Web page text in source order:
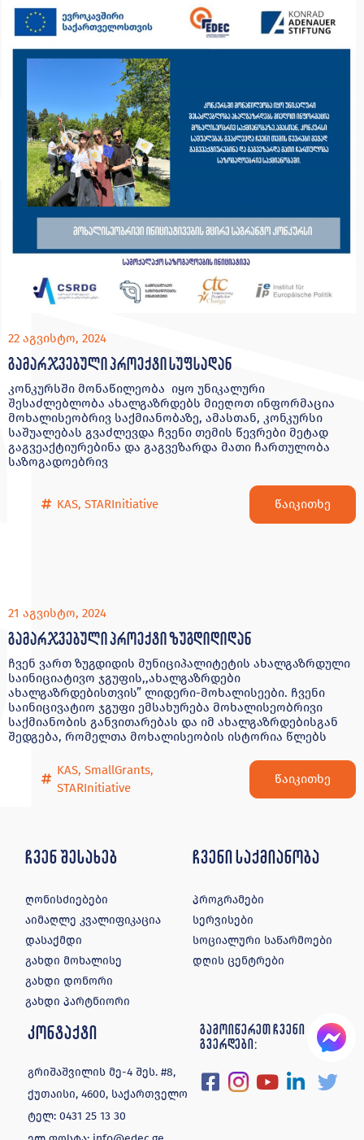
22 აგვისტო, 2024
გამარჯვებული პროექტი სუფსადან
კონკურსში მონაწილეობა იყო უნიკალური
შესაძლებლობა ახალგაზრდებს მიეღოთ ინფორმაცია
მოხალისეობრივ საქმიანობაზე, ამასთან, კონკურსი
საშუალებას გვაძლევდა ჩვენი თემის წევრები მეტად
გაგვეაქტიურებინა და გაგვეზარდა მათი ჩართულობა
საზოგადოებრივ
KAS, STARInitiative წაიკითხე
21 აგვისტო, 2024
გამარჯვებული პროექტი ზუგდიდიდან
ჩვენ ვართ ზუგდიდის მუნიციპალიტეტის ახალგაზრდული
საინიციატივო ჯგუფის,,ახალგაზრდები
ახალგაზრდებისთვის” ლიდერი-მოხალისეები. ჩვენი
საინიცივატიო ჯგუფი ემსახურება მოხალისეობრივი
საქმიანობის განვითარებას და იმ ახალგაზრდებისგან
შედგება, რომელთა მოხალისეობის ისტორია წლებს
KAS, SmallGrants,
STARInitiative
წაიკითხე
ჩვენ შესახებ
ღონისძიებები
აიმაღლე კვალიფიკაცია
დასაქმდი
გახდი მოხალისე
გახდი დონორი
გახდი პარტნიორი
ჩვენი საქმიანობა
პროგრამები
სერვისები
სოციალური საწარმოები
დღის ცენტრები
კონტაქტი
გრიშაშვილის მე-4 შეს. #8,
ქუთაისი, 4600, საქართველო
ტელ:0431 25 13 30
გამოიწერეთ ჩვენი
გვერდები: